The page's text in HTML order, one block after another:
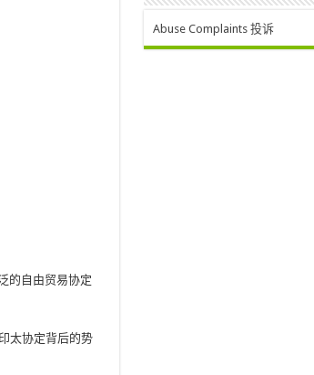
的自由贸易协定
太协定背后的势
Abuse Complaints 投诉